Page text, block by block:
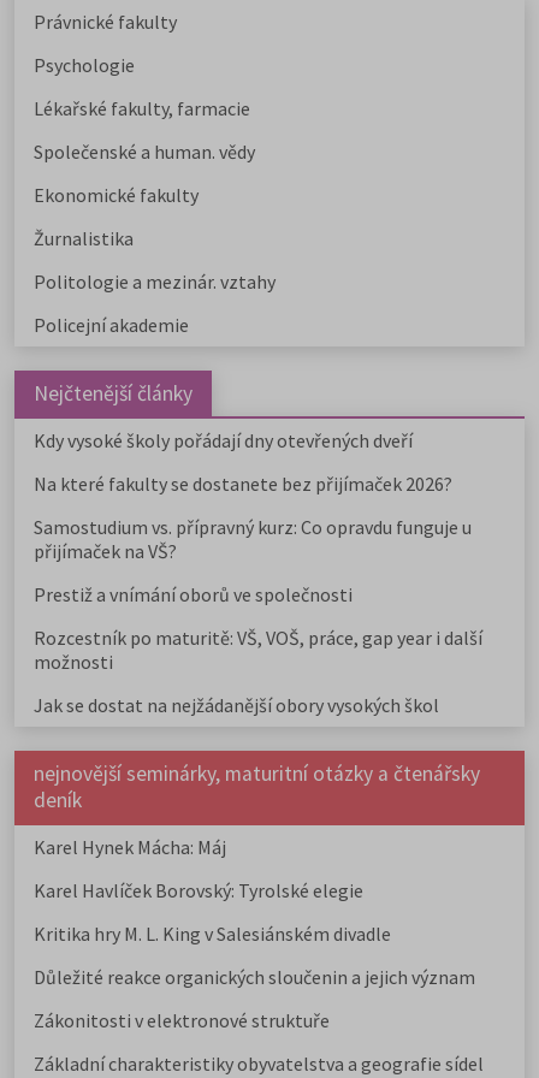
Právnické fakulty
Psychologie
Lékařské fakulty, farmacie
Společenské a human. vědy
Ekonomické fakulty
Žurnalistika
Politologie a mezinár. vztahy
Policejní akademie
Nejčtenější články
Kdy vysoké školy pořádají dny otevřených dveří
Na které fakulty se dostanete bez přijímaček 2026?
Samostudium vs. přípravný kurz: Co opravdu funguje u
přijímaček na VŠ?
Prestiž a vnímání oborů ve společnosti
Rozcestník po maturitě: VŠ, VOŠ, práce, gap year i další
možnosti
Jak se dostat na nejžádanější obory vysokých škol
nejnovější seminárky, maturitní otázky a čtenářsky
deník
Karel Hynek Mácha: Máj
Karel Havlíček Borovský: Tyrolské elegie
Kritika hry M. L. King v Salesiánském divadle
Důležité reakce organických sloučenin a jejich význam
Zákonitosti v elektronové struktuře
Základní charakteristiky obyvatelstva a geografie sídel